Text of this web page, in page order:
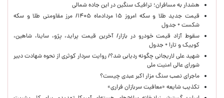
هشدار به مسافران؛ ترافیک سنگین در این جاده شمالی
قیمت جدید طلا و سکه امروز ۱۵ مردادماه ۱۴۰۵/ مرز مقاومتی طلا و سکه
شکست + جدول
سقوط آزاد قیمت خودرو در بازار/ آخرین قیمت پراید، پژو، ساینا، شاهین،
کوییک و تارا + جدول
شهید علی لاریجانی چگونه ردیابی شد؟/ روایت سردار کوثری از نحوه شهادت دبیر
شورای عالی امنیت ملی
ماجرای نصب سنگ مزار اکبر عبدی چیست؟
تکذیب شایعه «معافیت سربازان فراری»